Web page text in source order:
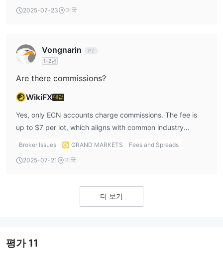
2025-07-23 미국
Vongnarin
1-2년
Are there commissions?
WikiFX대답
Yes, only ECN accounts charge commissions. The fee is
up to $7 per lot, which aligns with common industry
standards for ECN environments. Both Standard and Cent
suitable for budget-conscious or beginner traders.
Broker Issues GRAND MARKETS Fees and Spreads
2025-07-21 미국
더 보기
평가11